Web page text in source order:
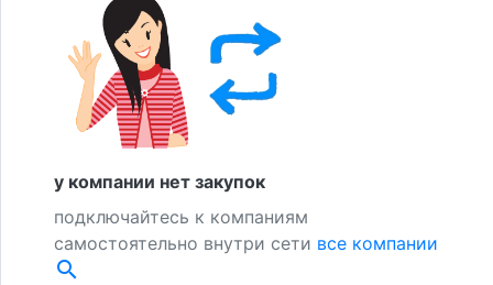
у компании нет закупок
подключайтесь к компаниям
самостоятельно внутри сети все компании
search